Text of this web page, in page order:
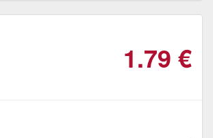
1.79 €